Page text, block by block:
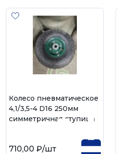
Колесо пневматическое
4,1/3,5-4 D16 250мм
симметричная ступица
710,00 ₽/шт